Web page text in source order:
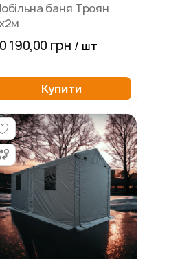
баня Троян
190,00 грн / шт
Купити